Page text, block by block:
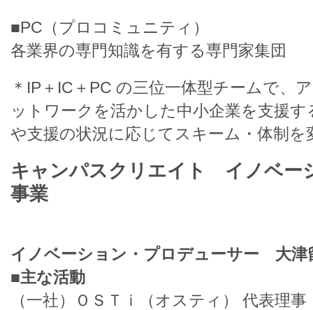
■PC（プロコミュニティ）
各業界の専門知識を有する専門家集団
＊IP＋IC＋PC の三位一体型チームで、
ットワークを活かした中小企業を支援
や支援の状況に応じてスキーム・体制
キャンパスクリエイト イノベー
事業
イノベーション・プロデューサー 大津
■主な活動
（一社）ＯＳＴｉ（オスティ） 代表理事